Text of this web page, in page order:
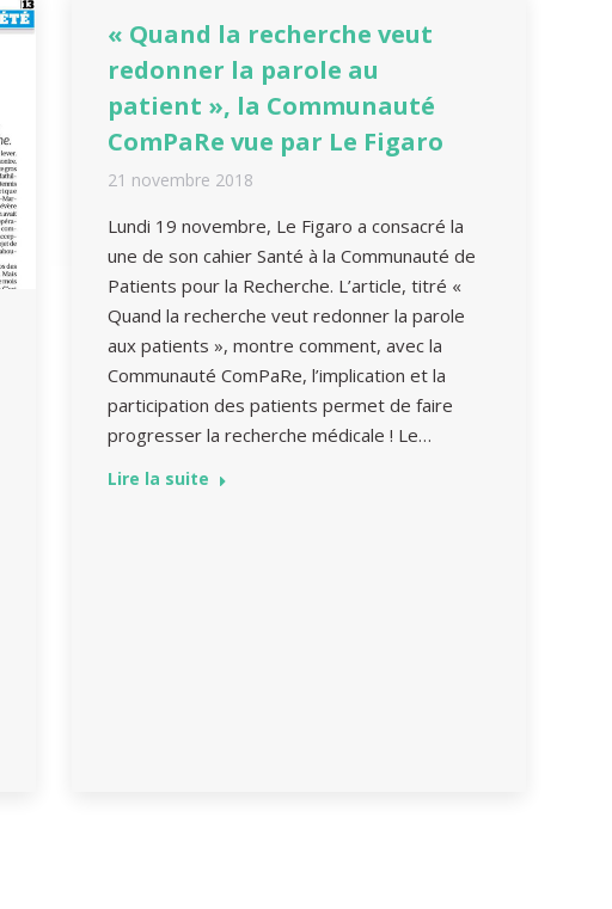
« Quand la recherche veut
redonner la parole au
patient », la Communauté
ComPaRe vue par Le Figaro
21 novembre 2018
Lundi 19 novembre, Le Figaro a consacré la
une de son cahier Santé à la Communauté de
Patients pour la Recherche. L’article, titré «
Quand la recherche veut redonner la parole
aux patients », montre comment, avec la
Communauté ComPaRe, l’implication et la
participation des patients permet de faire
progresser la recherche médicale ! Le…
Lire la suite